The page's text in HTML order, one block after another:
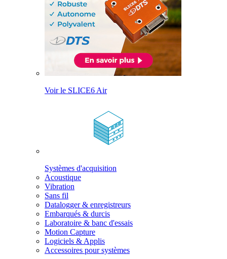
Voir le SLICE6 Air
Systèmes d'acquisition
Acoustique
Vibration
Sans fil
Datalogger & enregistreurs
Embarqués & durcis
Laboratoire & banc d'essais
Motion Capture
Logiciels & Applis
Accessoires pour systèmes